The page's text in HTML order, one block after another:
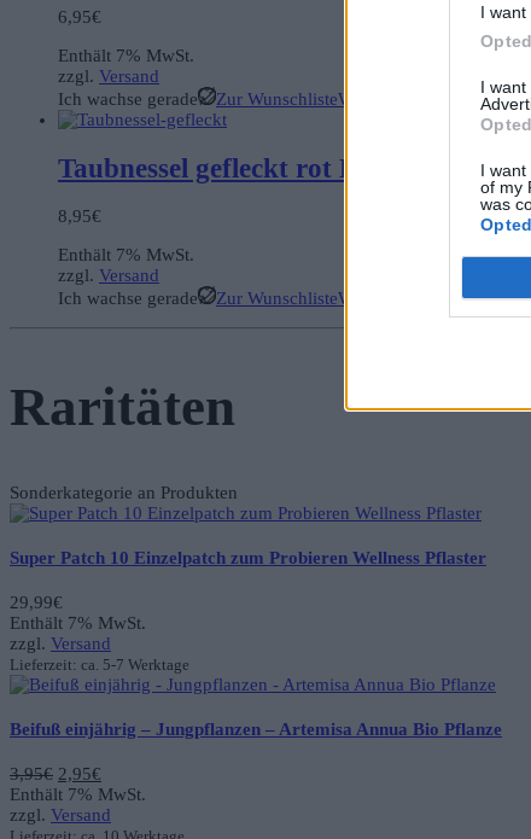
I want
I
I
of my
was
6,95€
Enthält 7% MwSt.
zzgl. Versand
Ich wachse gerade
Zur WunschlisteWeiterlesen
Taubnessel gefleckt rot Bio Pflanze
8,95€
Enthält 7% MwSt.
zzgl. Versand
Ich wachse gerade
Zur WunschlisteWeiterlesen
Raritäten
Sonderkategorie an Produkten
Super Patch 10 Einzelpatch zum Probieren Wellness Pflaster
29,99€
Enthält 7% MwSt.
zzgl. Versand
Lieferzeit: ca. 5-7 Werktage
Beifuß einjährig – Jungpflanzen – Artemisa Annua Bio Pflanze
3,95€ Ursprünglicher
Preis
war:
3,95€
2,95€
Preis
ist:
2,95€.
Enthält 7% MwSt.
zzgl. Versand